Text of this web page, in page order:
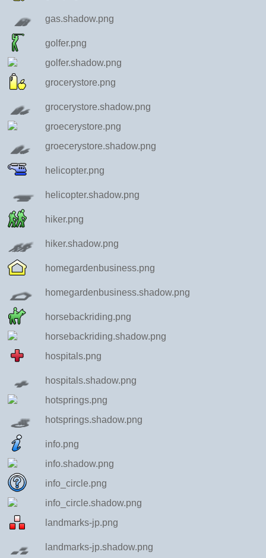
gas.shadow.png
golfer.png
golfer.shadow.png
grocerystore.png
grocerystore.shadow.png
groecerystore.png
groecerystore.shadow.png
helicopter.png
helicopter.shadow.png
hiker.png
hiker.shadow.png
homegardenbusiness.png
homegardenbusiness.shadow.png
horsebackriding.png
horsebackriding.shadow.png
hospitals.png
hospitals.shadow.png
hotsprings.png
hotsprings.shadow.png
info.png
info.shadow.png
info_circle.png
info_circle.shadow.png
landmarks-jp.png
landmarks-jp.shadow.png